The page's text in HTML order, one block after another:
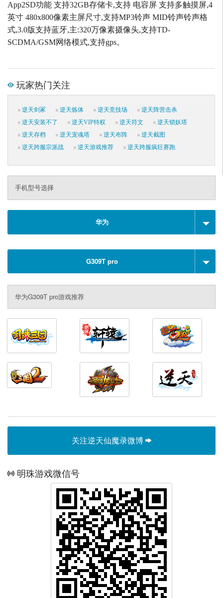
App2SD功能 支持32GB存储卡,支持 电容屏 支持多触摸屏,4
英寸 480x800像素主屏尺寸,支持MP3铃声 MID铃声铃声格
式,3.0版支持蓝牙,主:320万像素摄像头,支持TD-
SCDMA/GSM网络模式,支持gps。
玩家热门关注
逆天剑冢 逆天炼体 逆天竞技场
逆天阵营击杀
逆天安装不了
逆天VIP特权 逆天符文
逆天锁妖塔
逆天存档
逆天宠魂塔 逆天布阵
逆天截图
逆天跨服宗派战
逆天游戏推荐 逆天跨服疯狂赛跑
手机型号选择
华为
G309T pro
华为G309T pro游戏推荐
关注逆天仙魔录微博
明珠游戏微信号